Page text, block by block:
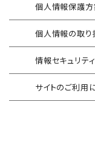
地方公共団体向
セルフアセスメ
産業制御システ
EC加盟店様向け
対応アセスメン
セキュアメール
AAMSマルウェア
セキュリティロ
サイバープロテク
個人情報保護
個人情報の取り
情報セキュリテ
サイトのご利用